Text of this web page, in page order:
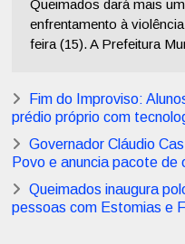
Queimados dará mais
enfrentamento à
feira (15). A Prefeitura
Fim do Improviso:
prédio próprio com
Governador Cláudio
Povo e anuncia pacote de
Queimados inaugura
pessoas com Estomias e